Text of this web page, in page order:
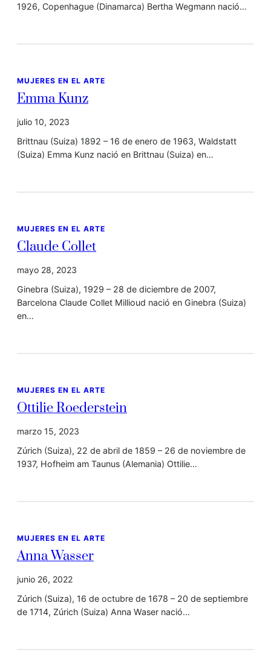
1926, Copenhague (Dinamarca) Bertha Wegmann nació…
MUJERES EN EL ARTE
Emma Kunz
julio 10, 2023
Brittnau (Suiza) 1892 – 16 de enero de 1963, Waldstatt
(Suiza) Emma Kunz nació en Brittnau (Suiza) en…
MUJERES EN EL ARTE
Claude Collet
mayo 28, 2023
Ginebra (Suiza), 1929 – 28 de diciembre de 2007,
Barcelona Claude Collet Millioud nació en Ginebra (Suiza)
en…
MUJERES EN EL ARTE
Ottilie Roederstein
marzo 15, 2023
Zúrich (Suiza), 22 de abril de 1859 – 26 de noviembre de
1937, Hofheim am Taunus (Alemania) Ottilie…
MUJERES EN EL ARTE
Anna Wasser
junio 26, 2022
Zúrich (Suiza), 16 de octubre de 1678 – 20 de septiembre
de 1714, Zúrich (Suiza) Anna Waser nació…